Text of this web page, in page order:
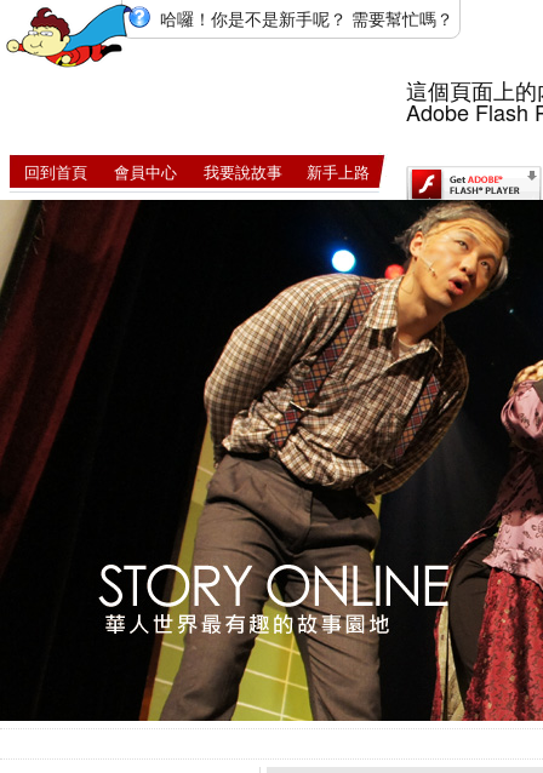
哈囉！你是不是新手呢？ 需要幫忙嗎？
這個頁面上
Adobe Flash
回到首頁 會員中心 我要說故事 新手上路